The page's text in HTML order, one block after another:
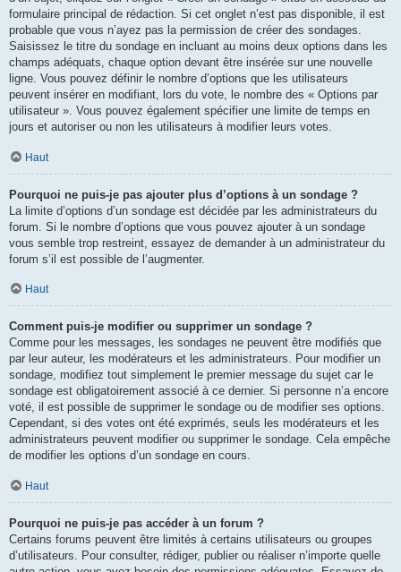
formulaire principal de rédaction. Si cet onglet n’est pas disponible, il est
probable que vous n’ayez pas la permission de créer des sondages.
Saisissez le titre du sondage en incluant au moins deux options dans les
champs adéquats, chaque option devant être insérée sur une nouvelle
ligne. Vous pouvez définir le nombre d’options que les utilisateurs
peuvent insérer en modifiant, lors du vote, le nombre des « Options par
utilisateur ». Vous pouvez également spécifier une limite de temps en
jours et autoriser ou non les utilisateurs à modifier leurs votes.
Haut
Pourquoi ne puis-je pas ajouter plus d’options à un sondage ?
La limite d’options d’un sondage est décidée par les administrateurs du
forum. Si le nombre d’options que vous pouvez ajouter à un sondage
vous semble trop restreint, essayez de demander à un administrateur du
forum s’il est possible de l’augmenter.
Haut
Comment puis-je modifier ou supprimer un sondage ?
Comme pour les messages, les sondages ne peuvent être modifiés que
par leur auteur, les modérateurs et les administrateurs. Pour modifier un
sondage, modifiez tout simplement le premier message du sujet car le
sondage est obligatoirement associé à ce dernier. Si personne n’a encore
voté, il est possible de supprimer le sondage ou de modifier ses options.
Cependant, si des votes ont été exprimés, seuls les modérateurs et les
administrateurs peuvent modifier ou supprimer le sondage. Cela empêche
de modifier les options d’un sondage en cours.
Haut
Pourquoi ne puis-je pas accéder à un forum ?
Certains forums peuvent être limités à certains utilisateurs ou groupes
d’utilisateurs. Pour consulter, rédiger, publier ou réaliser n’importe quelle